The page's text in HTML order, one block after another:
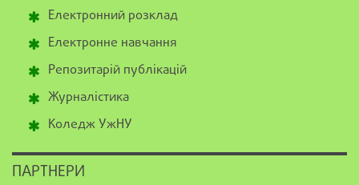
Електронний розклад
Електронне навчання
Репозитарій публікацій
Журналістика
Коледж УжНУ
ПАРТНЕРИ